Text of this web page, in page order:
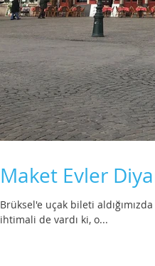
Maket Evler
Brüksel'e uçak bileti
ihtimali de vardı ki, o...